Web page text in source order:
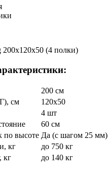
200x120x50 (4 полки)
200 см
см
120x50
4 шт
60 см
по высоте Да (с шагом 25 мм)
кг
до 750 кг
кг
до 140 кг